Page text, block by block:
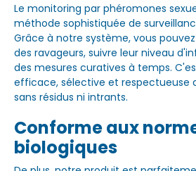
Le monitoring par phéromones
méthode sophistiquée de
Grâce à notre système, vous
des ravageurs, suivre leur niveau
des mesures curatives à temps.
efficace, sélective et respectueuse
sans résidus ni intrants.
Conforme aux
biologiques